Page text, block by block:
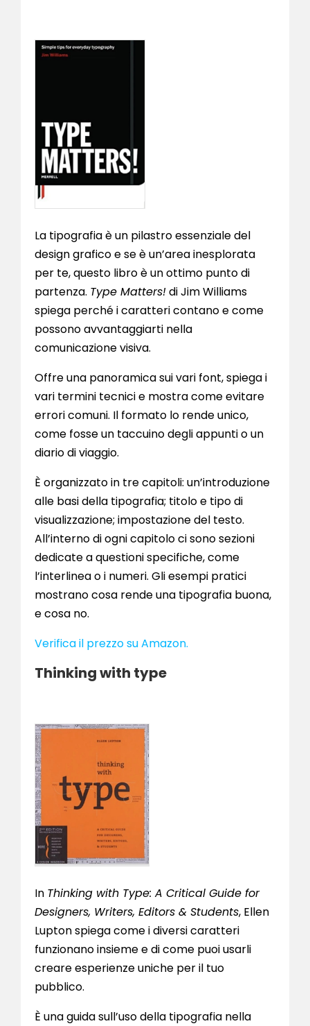
La tipografia è un pilastro essenziale del
design grafico e se è un’area inesplorata
per te, questo libro è un ottimo punto di
partenza. Type Matters!di Jim Williams
spiega perché i caratteri contano e come
possono avvantaggiarti nella
comunicazione visiva.
Offre una panoramica sui vari font, spiega i
vari termini tecnici e mostra come evitare
errori comuni. Il formato lo rende unico,
come fosse un taccuino degli appunti o un
diario di viaggio.
È organizzato in tre capitoli: un’introduzione
alle basi della tipografia; titolo e tipo di
visualizzazione; impostazione del testo.
All’interno di ogni capitolo ci sono sezioni
dedicate a questioni specifiche, come
l’interlinea o i numeri. Gli esempi pratici
mostrano cosa rende una tipografia buona,
e cosa no.
Verifica il prezzo su Amazon.
Thinking with type
In Thinking with Type: A Critical Guide for
Designers, Writers, Editors & Students, Ellen
Lupton spiega come i diversi caratteri
funzionano insieme e di come puoi usarli
creare esperienze uniche per il tuo
pubblico.
È una guida sull’uso della tipografia nella